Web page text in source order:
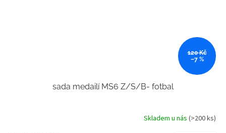
120 Kč
–7 %
sada medailí MS6 Z/S/B- fotbal
Skladem u nás (>200 ks)